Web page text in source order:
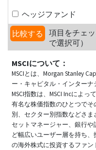
ヘッジファンド
比較する
項目をチェ
で選択可）
MSCIについて：
MSCIとは、Morgan Stanley
ー・キャピタル・インターナ
MSCI指数は、MSCI Incによ
有名な株価指数のひとつで
別、セクター別指数などさま
セットマネージャー、銀行
ど幅広いユーザー層を持ち
の海外株式に投資するファ